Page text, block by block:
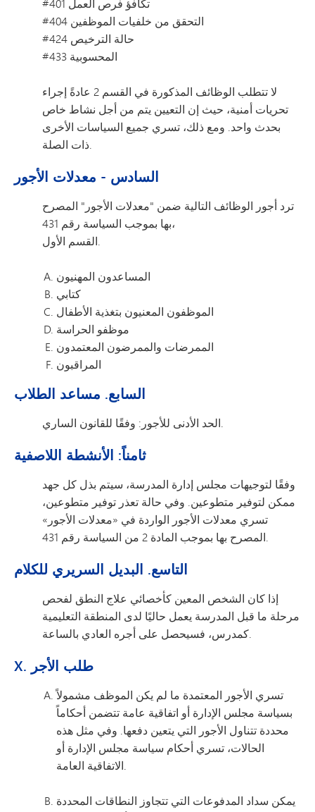
#404 التحقق من خلفيات الموظفين
#424 حالة الترخيص
#433 المحسوبية
لا تتطلب الوظائف المذكورة في القسم 2 عادةً إجراء
تحريات أمنية، حيث إن التعيين يتم من أجل نشاط خاص
بحدث واحد. ومع ذلك، تسري جميع السياسات الأخرى
ذات الصلة.
السادس - معدلات الأجور
ترد أجور الوظائف التالية ضمن "معدلات الأجور" المصرح
بها بموجب السياسة رقم 431،
القسم الأول.
المساعدون المهنيون
كتابي
الموظفون المعنيون بتغذية الأطفال
موظفو الحراسة
الممرضات والممرضون المعتمدون
المراقبون
السابع. مساعد الطلاب
الحد الأدنى للأجور: وفقًا للقانون الساري.
ثامناً: الأنشطة اللاصفية
وفقًا لتوجيهات مجلس إدارة المدرسة، سيتم بذل كل جهد
ممكن لتوفير متطوعين. وفي حالة تعذر توفير متطوعين،
تسري معدلات الأجور الواردة في «معدلات الأجور»
المصرح بها بموجب المادة 2 من السياسة رقم 431.
التاسع. البديل السريري للكلام
إذا كان الشخص المعين كأخصائي علاج النطق لفحص
مرحلة ما قبل المدرسة يعمل حاليًا لدى المنطقة التعليمية
كمدرس، فسيحصل على أجره العادي بالساعة.
X. طلب الأجر
تسري الأجور المعتمدة ما لم يكن الموظف مشمولاً
بسياسة مجلس الإدارة أو اتفاقية عامة تتضمن أحكاماً
محددة تتناول الأجور التي يتعين دفعها. وفي مثل هذه
الحالات، تسري أحكام سياسة مجلس الإدارة أو
الاتفاقية العامة.
يمكن سداد المدفوعات التي تتجاوز النطاقات المحددة